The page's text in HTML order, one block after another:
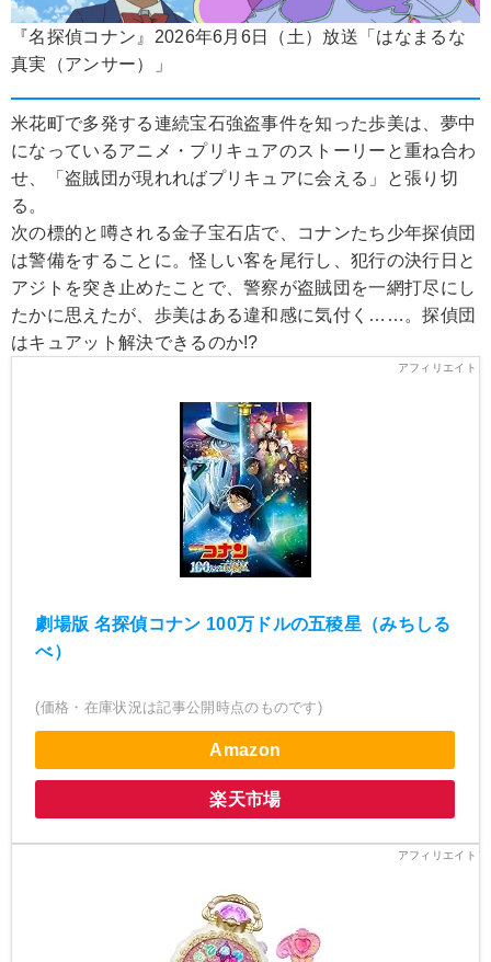
『名探偵コナン』2026年6月6日（土）放送「はなまるな
真実（アンサー）」
米花町で多発する連続宝石強盗事件を知った歩美は、夢中
になっているアニメ・プリキュアのストーリーと重ね合わ
せ、「盗賊団が現れればプリキュアに会える」と張り切
る。
次の標的と噂される金子宝石店で、コナンたち少年探偵団
は警備をすることに。怪しい客を尾行し、犯行の決行日と
アジトを突き止めたことで、警察が盗賊団を一網打尽にし
たかに思えたが、歩美はある違和感に気付く……。探偵団
はキュアット解決できるのか!?
劇場版 名探偵コナン 100万ドルの五稜星（みちしる
べ）
(価格・在庫状況は記事公開時点のものです)
Amazon
楽天市場